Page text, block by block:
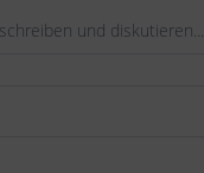
und diskutieren...